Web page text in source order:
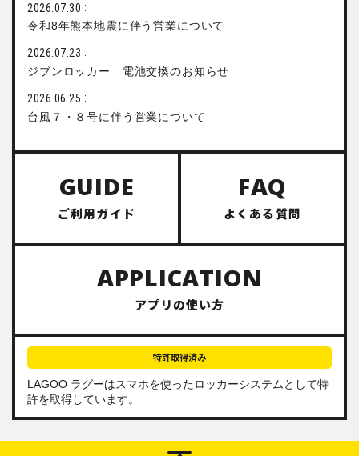
2026.07.30
令和8年熊本地震に伴う営業について
2026.07.23
ジブンロッカー 電池交換のお知らせ
2026.06.25
台風７・８号に伴う営業について
GUIDE
ご利用ガイド
APPLICATION
アプリの使い方
FAQ
よくある質問
特許取得済み
LAGOO ラグーはスマホを使ったロッカーシステム として特
許を取得しています。